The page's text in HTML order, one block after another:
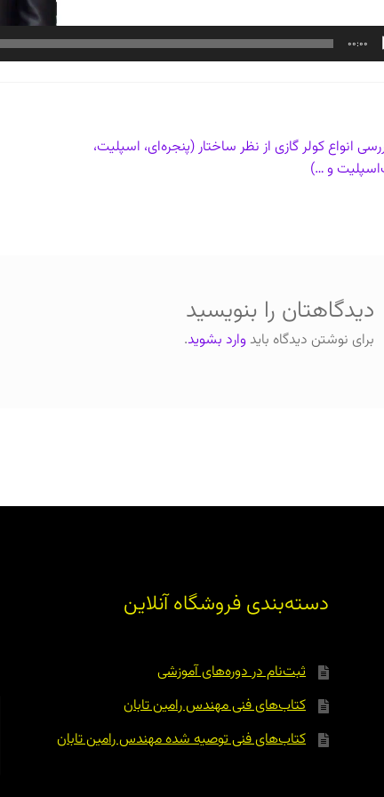
00:00
انواع کولر گازی از نظر ساختار (پنجره‌ای، اسپلیت،
و …)
دیدگاهتان را بنویسید
برای نوشتن دیدگاه بایدوارد بشوید.
دسته‌بندی فروشگاه آنلاین
ثبت‌نام در دوره‌های آموزشی
کتاب‌های فنی مهندس رامین تابان
کتاب‌های فنی توصیه شده مهندس رامین تابان